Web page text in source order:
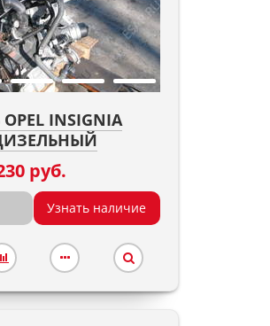
INSIGNIA
руб.
Узнать наличие